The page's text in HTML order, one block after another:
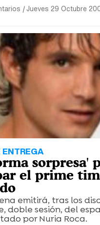
|Jueves 29 Octubre
sorpresa'
el prime
emitirá, tras los
doble sesión, del
por Nuria Roca.